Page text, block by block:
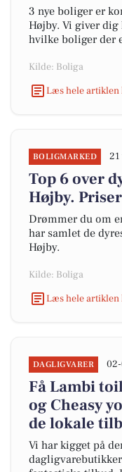
3 nye boliger er
Højby. Vi giver
hvilke boliger der
Kilde: Boliga
Læs hele artiklen
BOLIGMARKED
Top 6 over
Højby.
Drømmer du om
har samlet de
Højby.
Kilde: Boliga
Læs hele artiklen
DAGLIGVARER
Få Lambi
og Cheasy
de lokale
Vi har kigget på